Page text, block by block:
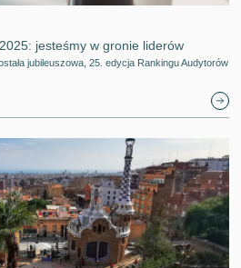
jesteśmy w gronie liderów
jubileuszowa, 25. edycja Rankingu Audytorów